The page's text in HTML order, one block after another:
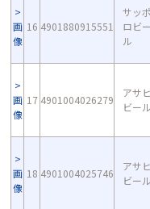
画
像
16 4901880915551
サッポ
ロビー
ル
画
像
17 4901004026279
アサヒ
ビール
画
像
18 4901004025746
アサヒ
ビール